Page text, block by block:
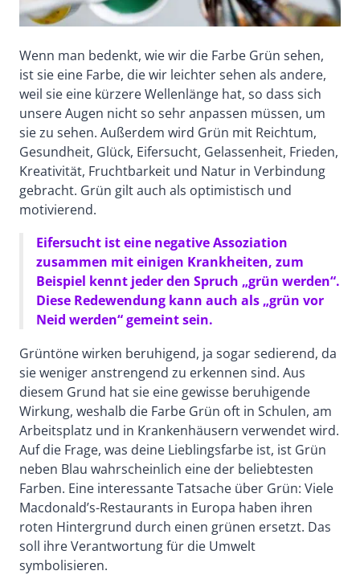
Wenn man bedenkt, wie wir die Farbe Grün sehen,
ist sie eine Farbe, die wir leichter sehen als andere,
weil sie eine kürzere Wellenlänge hat, so dass sich
unsere Augen nicht so sehr anpassen müssen, um
sie zu sehen. Außerdem wird Grün mit Reichtum,
Gesundheit, Glück, Eifersucht, Gelassenheit, Frieden,
Kreativität, Fruchtbarkeit und Natur in Verbindung
gebracht. Grün gilt auch als optimistisch und
motivierend.
Eifersucht ist eine negative Assoziation
zusammen mit einigen Krankheiten, zum
Beispiel kennt jeder den Spruch „grün werden“.
Diese Redewendung kann auch als „grün vor
Neid werden“ gemeint sein.
Grüntöne wirken beruhigend, ja sogar sedierend, da
sie weniger anstrengend zu erkennen sind. Aus
diesem Grund hat sie eine gewisse beruhigende
Wirkung, weshalb die Farbe Grün oft in Schulen, am
Arbeitsplatz und in Krankenhäusern verwendet wird.
Auf die Frage, was deine Lieblingsfarbe ist, ist Grün
neben Blau wahrscheinlich eine der beliebtesten
Farben. Eine interessante Tatsache über Grün: Viele
Macdonald’s-Restaurants in Europa haben ihren
roten Hintergrund durch einen grünen ersetzt. Das
soll ihre Verantwortung für die Umwelt
symbolisieren.